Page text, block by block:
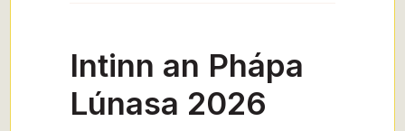
Intinn an Phápa
Lúnasa 2026